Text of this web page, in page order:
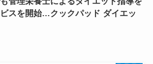
スを開始…クックパッド ダイエッ